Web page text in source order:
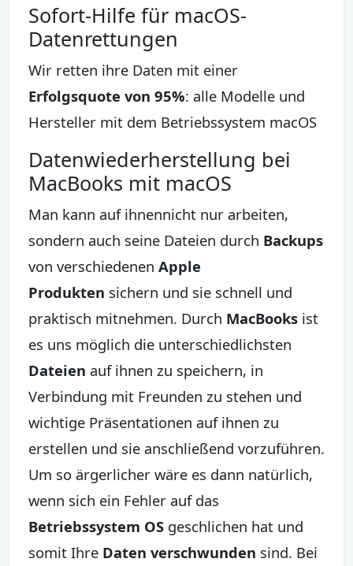
Sofort-Hilfe für macOS-
Datenrettungen
Wir retten ihre Daten mit einer
Erfolgsquote von 95%: alle Modelle und
Hersteller mit dem Betriebssystem macOS
Datenwiederherstellung bei
MacBooks mit macOS
Man kann auf ihnennicht nur arbeiten,
sondern auch seine Dateien durch Backups
von verschiedenen Apple
Produkten sichern und sie schnell und
praktisch mitnehmen. Durch MacBooks ist
es uns möglich die unterschiedlichsten
Dateien auf ihnen zu speichern, in
Verbindung mit Freunden zu stehen und
wichtige Präsentationen auf ihnen zu
erstellen und sie anschließend vorzuführen.
Um so ärgerlicher wäre es dann natürlich,
wenn sich ein Fehler auf das
Betriebssystem OS geschlichen hat und
somit Ihre Daten verschwunden sind. Bei